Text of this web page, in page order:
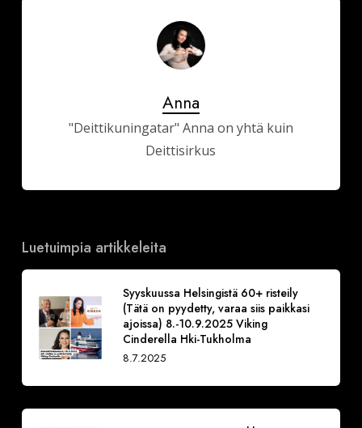
Anna
"Deittikuningatar" Anna on yhtä kuin
Deittisirkus
Luetuimpia artikkeleita
Syyskuussa Helsingistä 60+ risteily
(Tätä on pyydetty, varaa siis paikkasi
ajoissa) 8.-10.9.2025 Viking
Cinderella Hki-Tukholma
8.7.2025